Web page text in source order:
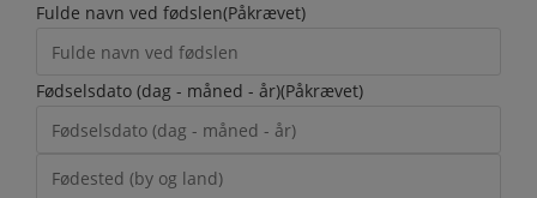
Fulde navn ved fødslen(Påkrævet)
Fødselsdato (dag - måned - år)(Påkrævet)